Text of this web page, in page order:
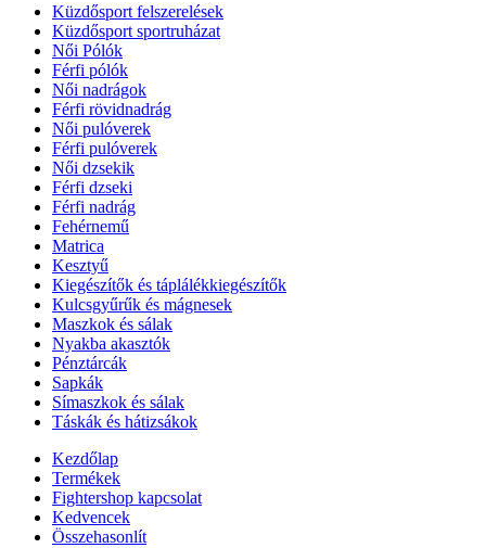
Küzdősport felszerelések
Küzdősport sportruházat
Női Pólók
Férfi pólók
Női nadrágok
Férfi rövidnadrág
Női pulóverek
Férfi pulóverek
Női dzsekik
Férfi dzseki
Férfi nadrág
Fehérnemű
Matrica
Kesztyű
Kiegészítők és táplálékkiegészítők
Kulcsgyűrűk és mágnesek
Maszkok és sálak
Nyakba akasztók
Pénztárcák
Sapkák
Símaszkok és sálak
Táskák és hátizsákok
Kezdőlap
Termékek
Fightershop kapcsolat
Kedvencek
Összehasonlít